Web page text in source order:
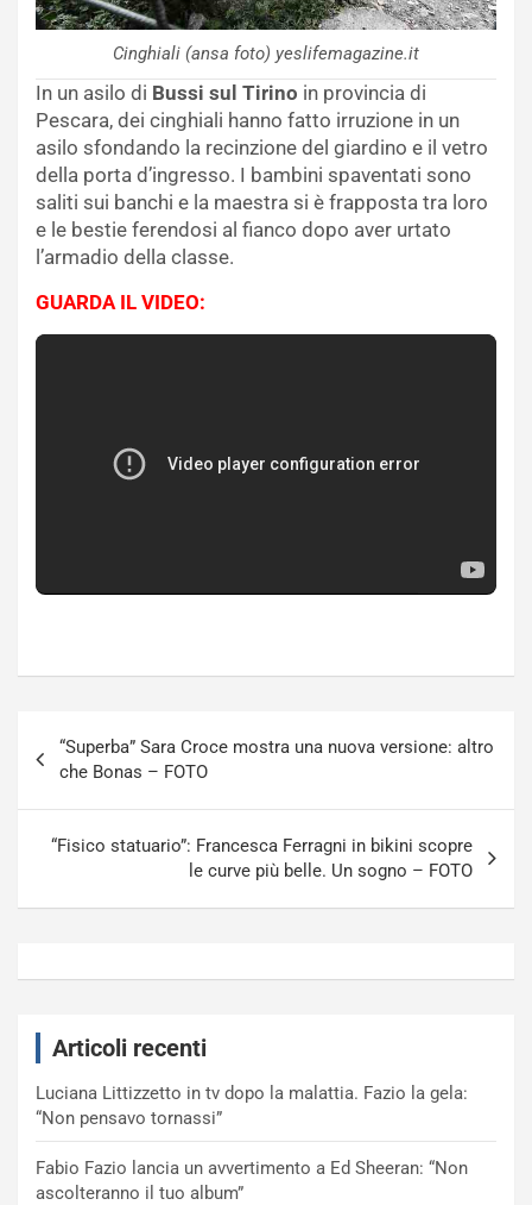
Cinghiali (ansa foto) yeslifemagazine.it
In un asilo di Bussi sul Tirino in provincia di
Pescara, dei cinghiali hanno fatto irruzione in un
asilo sfondando la recinzione del giardino e il vetro
della porta d’ingresso. I bambini spaventati sono
saliti sui banchi e la maestra si è frapposta tra loro
e le bestie ferendosi al fianco dopo aver urtato
l’armadio della classe.
GUARDA IL VIDEO:
articoli
“Superba” Sara Croce mostra una nuova versione: altro
che Bonas – FOTO
“Fisico statuario”: Francesca Ferragni in bikini scopre
le curve più belle. Un sogno – FOTO
Articoli recenti
Luciana Littizzetto in tv dopo la malattia. Fazio la gela:
“Non pensavo tornassi”
Fabio Fazio lancia un avvertimento a Ed Sheeran: “Non
ascolteranno il tuo album”